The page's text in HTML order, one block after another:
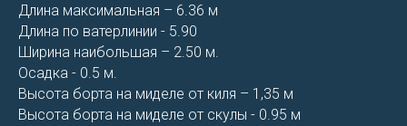
Длина максимальная – 6.36 м
Длина по ватерлинии - 5.90
Ширина наибольшая – 2.50 м.
Осадка - 0.5 м.
Высота борта на миделе от киля – 1,35 м
Высота борта на миделе от скулы - 0.95 м